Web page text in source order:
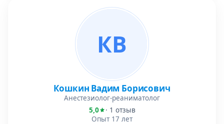
КВ
Кошкин Вадим Борисович
Анестезиолог-реаниматолог
5,0
· 1 отзыв
Опыт 17 лет